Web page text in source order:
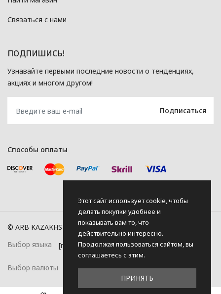
Связаться с нами
ПОДПИШИСЬ!
Узнавайте первыми последние новости о тенденциях,
акциях и многом другом!
Способы оплаты
© ARB KAZAKHSTAN, 2026
Выбор языка
Выбор валюты
Этот сайт использует cookie, чтобы
делать покупки удобнее и
показывать вам то, что
действительно интересно.
Продолжая пользоваться сайтом, вы
соглашаетесь с этим.
ПРИНЯТЬ